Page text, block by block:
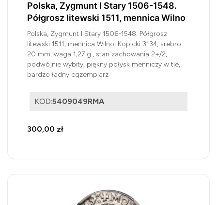
Polska, Zygmunt I Stary 1506-1548.
Półgrosz litewski 1511, mennica Wilno
Polska, Zygmunt I Stary 1506-1548. Półgrosz
litewski 1511, mennica Wilno, Kopicki 3134, srebro
20 mm, waga 1,27 g., stan zachowania 2+/2,
podwójnie wybity, piękny połysk menniczy w tle,
bardzo ładny egzemplarz
KOD:5409049RMA
300,00 zł